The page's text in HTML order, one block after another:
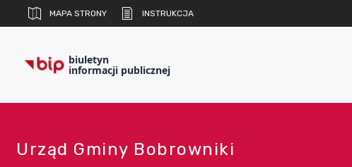
MAPA STRONY INSTRUKCJA
biuletyn
informacji publicznej
Urząd Gminy Bobrowniki